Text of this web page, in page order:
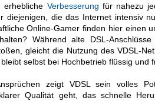
erhebliche Verbesserung für nahezu
diejenigen, die das Internet intensiv
Online-Gamer finden hier einen
Während alte DSL-
gleicht die Nutzung des VDSL-
selbst bei Hochbetrieb flüssig und
zeigt VDSL sein volles
Qualität geht, das schnelle